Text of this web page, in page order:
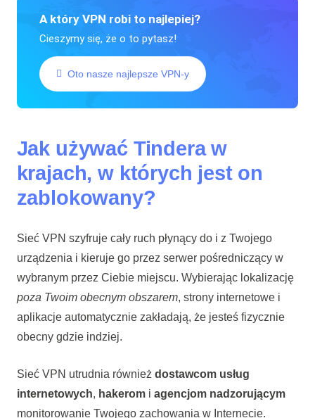
A który VPN robi to najlepiej?
Cieszymy się, że o to pytasz!
Oto nasze najlepsze VPN-y
Jak używać Tindera w
krajach, w których jest on
zablokowany?
Sieć VPN szyfruje cały ruch płynący do i z Twojego
urządzenia i kieruje go przez serwer pośredniczący w
wybranym przez Ciebie miejscu. Wybierając lokalizację
poza Twoim obecnym obszarem, strony internetowe i
aplikacje automatycznie zakładają, że jesteś fizycznie
obecny gdzie indziej.
Sieć VPN utrudnia również dostawcom usług
internetowych, hakeromi agencjom nadzorującym
monitorowanie Twojego zachowania w Internecie.